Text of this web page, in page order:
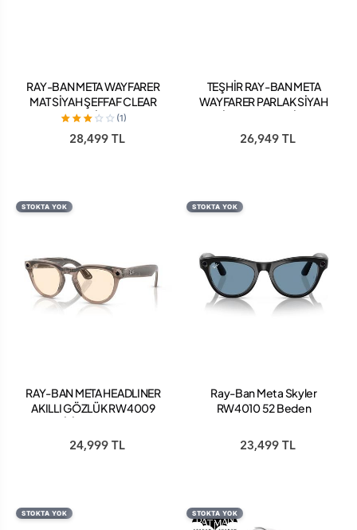
RAY-BAN META WAYFARER
MAT SİYAH ŞEFFAF CLEAR
CAM (2.NESİL) RW4012
(1)
28,499 TL
TEŞHİR RAY-BAN META
WAYFARER PARLAK SİYAH
4012
26,949 TL
STOKTA YOK
RAY-BAN META HEADLINER
AKILLI GÖZLÜK RW4009
GÜNEŞTE KOYULAŞAN
UNİSEX GÜNEŞ GÖZLÜĞÜ
24,999 TL
STOKTA YOK
Ray-Ban Meta Skyler
RW4010 52 Beden
Transitions Cerulean Blue
23,499 TL
STOKTA YOK STOKTA YOK